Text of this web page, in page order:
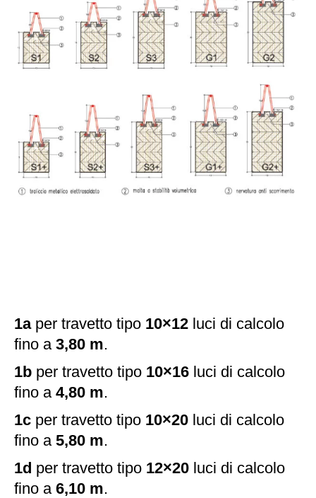
1aper travetto tipo 10×12 luci di calcolo
fino a 3,80 m.
1b per travetto tipo 10×16 luci di calcolo
fino a 4,80 m.
1c per travetto tipo 10×20 luci di calcolo
fino a 5,80 m.
1d per travetto tipo 12×20 luci di calcolo
fino a 6,10 m.